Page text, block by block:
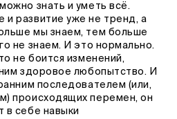
знать и уметь всё.
и развитие уже не тренд, а
мы знаем, тем больше
не знаем. И это нормально.
не боится изменений,
здоровое любопытство. И
последователем (или,
происходящих перемен, он
в себе навыки